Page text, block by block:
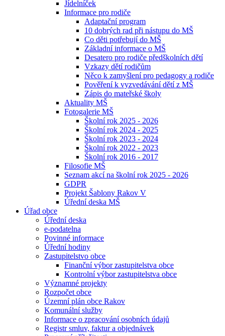
Jídelníček
Informace pro rodiče
Adaptační program
10 dobrých rad při nástupu do MŠ
Co děti potřebují do MŠ
Základní informace o MŠ
Desatero pro rodiče předškolních dětí
Vzkazy dětí rodičům
Něco k zamyšlení pro pedagogy a rodiče
Pověření k vyzvedávání dětí z MŠ
Zápis do mateřské školy
Aktuality MŠ
Fotogalerie MŠ
Školní rok 2025 - 2026
Školní rok 2024 - 2025
Školní rok 2023 - 2024
Školní rok 2022 - 2023
Školní rok 2016 - 2017
Filosofie MŠ
Seznam akcí na školní rok 2025 - 2026
GDPR
Projekt Šablony Rakov V
Úřední deska MŠ
Úřad obce
Úřední deska
e-podatelna
Povinné informace
Úřední hodiny
Zastupitelstvo obce
Finanční výbor zastupitelstva obce
Kontrolní výbor zastupitelstva obce
Významné projekty
Rozpočet obce
Územní plán obce Rakov
Komunální služby
Informace o zpracování osobních údajů
Registr smluv, faktur a objednávek